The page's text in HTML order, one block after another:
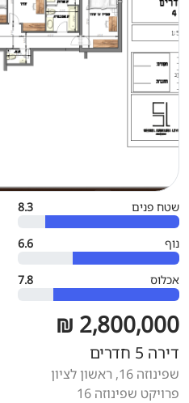
שטח פנים 8.3
נוף 6.6
אכלוס 7.8
2,800,000 ₪
דירה 5 חדרים
שפינוזה 16, ראשון לציון
פרויקט שפינוזה 16